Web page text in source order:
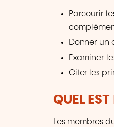
Parcourir
Donner un
Examiner
Citer les
QUEL
Les membres